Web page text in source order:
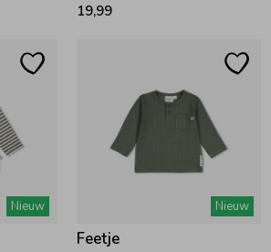
19,99
Nieuw Nieuw
Feetje